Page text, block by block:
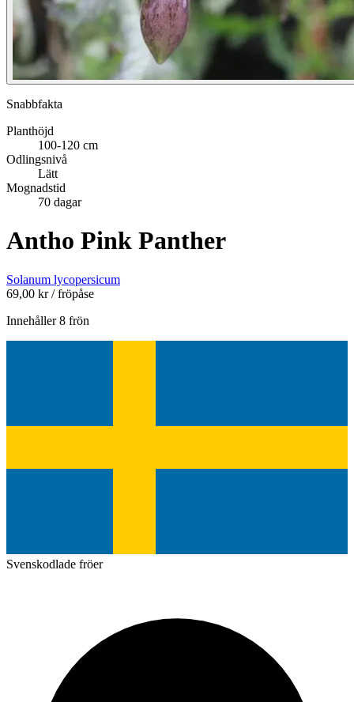
Snabbfakta
Planthöjd
100-120 cm
Odlingsnivå
Lätt
Mognadstid
70 dagar
Antho Pink Panther
Solanum lycopersicum
69,00 kr / fröpåse
Innehåller 8 frön
Svenskodlade fröer